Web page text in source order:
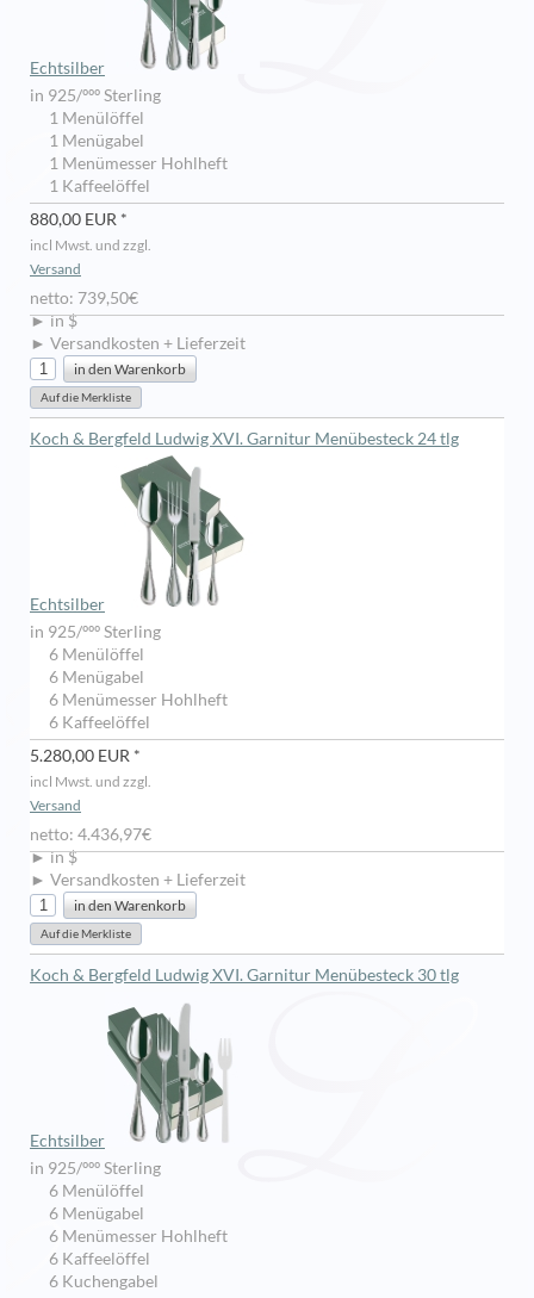
Echtsilber
in 925/ººº Sterling
1 Menülöffel
1 Menügabel
1 Menümesser Hohlheft
1 Kaffeelöffel
880,00 EUR *
incl Mwst. und zzgl.
Versand
netto: 739,50€
► in $
► Versandkosten + Lieferzeit
Koch & Bergfeld Ludwig XVI. Garnitur Menübesteck 24 tlg
Echtsilber
in 925/ººº Sterling
6 Menülöffel
6 Menügabel
6 Menümesser Hohlheft
6 Kaffeelöffel
5.280,00 EUR *
incl Mwst. und zzgl.
Versand
netto: 4.436,97€
► in $
► Versandkosten + Lieferzeit
Koch & Bergfeld Ludwig XVI. Garnitur Menübesteck 30 tlg
Echtsilber
in 925/ººº Sterling
6 Menülöffel
6 Menügabel
6 Menümesser Hohlheft
6 Kaffeelöffel
6 Kuchengabel